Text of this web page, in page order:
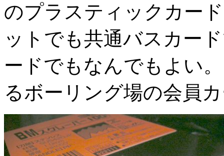
のプラスティックカー
ットでも共通バスカー
ードでもなんでもよい
るボーリング場の会員